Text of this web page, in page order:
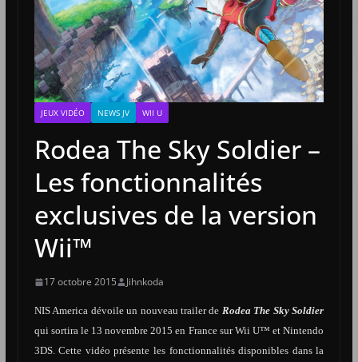
JEUX VIDÉO NEWS JV WII U
Rodea The Sky Soldier –
Les fonctionnalités
exclusives de la version
Wii™
17 octobre 2015 Jihnkoda
NIS America dévoile un nouveau trailer de Rodea The Sky Soldier
qui sortira le 13 novembre 2015 en France sur Wii U™ et Nintendo
3DS. Cette vidéo présente les fonctionnalités disponibles dans la